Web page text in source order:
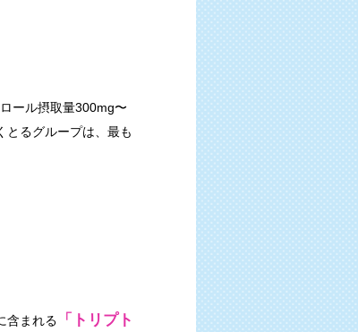
ール摂取量300mg〜
とるグループは、最も
含まれる
「トリプト